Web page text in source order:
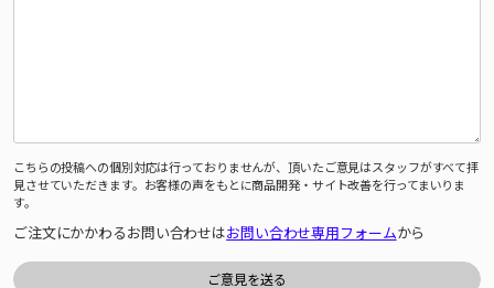
こちらの投稿への個別対応は行っておりませんが、頂いたご意見はスタッフがすべて拝
見させていただきます。お客様の声をもとに商品開発・サイト改善を行ってまいりま
す。
ご注文にかかわるお問い合わせはお問い合わせ専用フォームから